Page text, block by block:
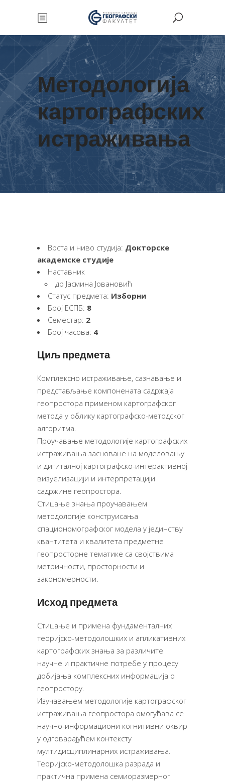
Методологија
картографских
истраживања
Врста и ниво студија: Докторске
академске студије
Наставник
др Јасмина Јовановић
Статус предмета: Изборни
Број ЕСПБ: 8
Семестар: 2
Број часова: 4
Циљ предмета
Комплексно истраживање, сазнавање и
представљање компонената садржаја
геопростора применом картографског
метода у облику картографско-методског
алгоритма.
Проучавање методологије картографских
истраживања засноване на моделовању
и дигиталној картографско-интерактивној
визуелизацији и интерпретацији
садржине геопростора.
Стицање знања проучавањем
методологије конструисања
спациономографског модела у јединству
квантитета и квалитета предметне
геопросторне тематике са својствима
метричности, просторности и
закономерности.
Исход предмета
Стицање и примена фундаменталних
теоријско-методолошких и апликативних
картографских знања за различите
научне и практичне потребе у процесу
добијања комплексних информација о
геопростору.
Изучавањем методологије картографског
истраживања геопростора омогућава се
научно-информациони когнитивни оквир
у одговарајућем контексту
мултидисциплинарних истраживања.
Теоријско-методолошка разрада и
практична примена семиоразмерног